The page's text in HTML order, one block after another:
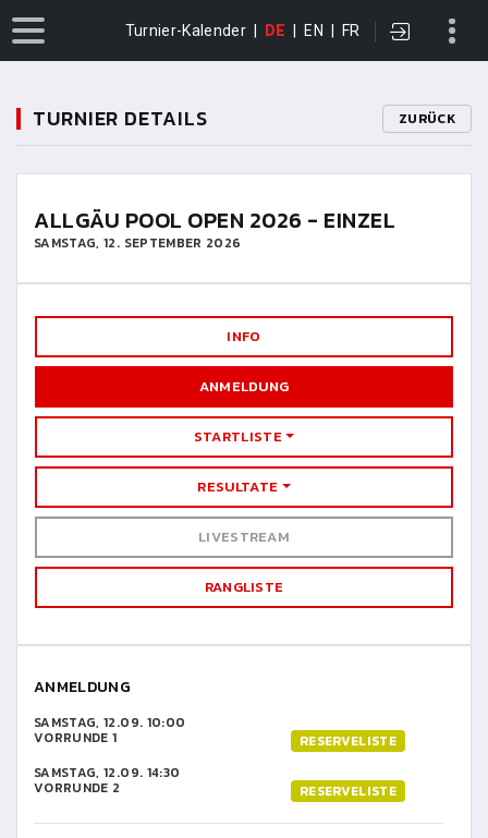
Turnier-Kalender DE EN FR
TURNIER DETAILS ZURÜCK
ALLGÄU POOL OPEN 2026 - EINZEL
SAMSTAG, 12. SEPTEMBER 2026
INFO
ANMELDUNG
STARTLISTE
RESULTATE
LIVESTREAM
RANGLISTE
ANMELDUNG
SAMSTAG, 12.09. 10:00
VORRUNDE 1
RESERVELISTE
SAMSTAG, 12.09. 14:30
VORRUNDE 2 RESERVELISTE